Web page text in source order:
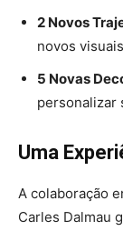
2 Novos
novos
5 Novas
personalizar
Uma
A colaboração
Carles Dalmau